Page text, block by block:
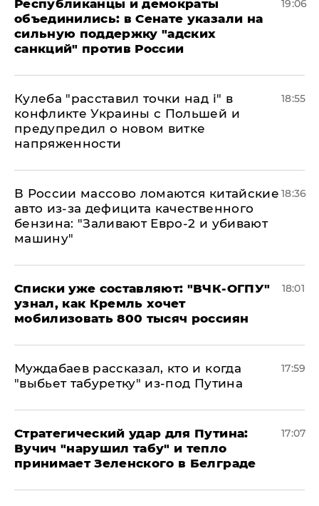
Республиканцы и демократы
объединились: в Сенате указали на
сильную поддержку "адских
санкций" против России
19:06
Кулеба "расставил точки над і" в
конфликте Украины с Польшей и
предупредил о новом витке
напряженности
18:55
В России массово ломаются китайские
авто из-за дефицита качественного
бензина: "Заливают Евро-2 и убивают
машину"
18:36
Списки уже составляют: "ВЧК-ОГПУ"
узнал, как Кремль хочет
мобилизовать 800 тысяч россиян
18:01
Муждабаев рассказал, кто и когда
"выбьет табуретку" из-под Путина
17:59
Стратегический удар для Путина:
Вучич "нарушил табу" и тепло
принимает Зеленского в Белграде
17:07